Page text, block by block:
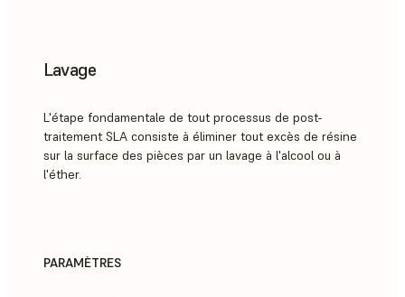
Lavage
L'étape fondamentale de tout processus de post-
traitement SLA consiste à éliminer tout excès de résine
sur la surface des pièces par un lavage à l'alcool ou à
l'éther.
PARAMÈTRES